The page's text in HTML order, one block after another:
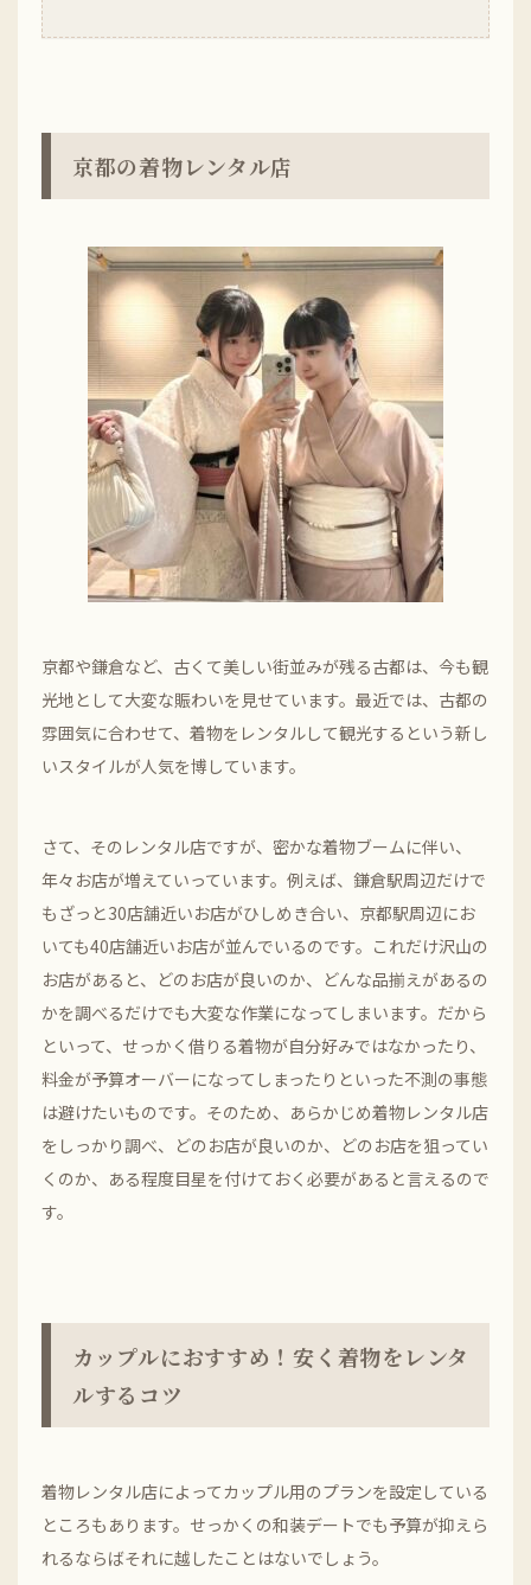
京都の着物レンタル店
京都や鎌倉など、古くて美しい街並みが残る古都は、今も観
光地として大変な賑わいを見せています。最近では、古都の
雰囲気に合わせて、着物をレンタルして観光するという新し
いスタイルが人気を博しています。
さて、そのレンタル店ですが、密かな着物ブームに伴い、
年々お店が増えていっています。例えば、鎌倉駅周辺だけで
もざっと30店舗近いお店がひしめき合い、京都駅周辺にお
いても40店舗近いお店が並んでいるのです。これだけ沢山の
お店があると、どのお店が良いのか、どんな品揃えがあるの
かを調べるだけでも大変な作業になってしまいます。だから
といって、せっかく借りる着物が自分好みではなかったり、
料金が予算オーバーになってしまったりといった不測の事態
は避けたいものです。そのため、あらかじめ着物レンタル店
をしっかり調べ、どのお店が良いのか、どのお店を狙ってい
くのか、ある程度目星を付けておく必要があると言えるので
す。
カップルにおすすめ！安く着物をレンタ
ルするコツ
着物レンタル店によってカップル用のプランを設定している
ところもあります。せっかくの和装デートでも予算が抑えら
れるならばそれに越したことはないでしょう。